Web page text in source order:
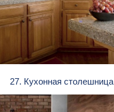
27. Кухонная столешница